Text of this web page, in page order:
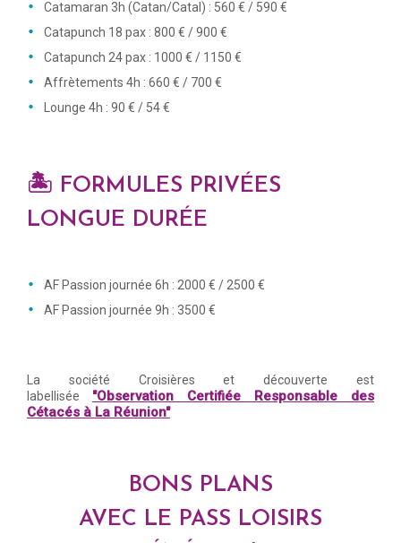
Catamaran 3h (Catan/Catal) : 560 € / 590 €
Catapunch 18 pax : 800 € / 900 €
Catapunch 24 pax : 1000 € / 1150 €
Affrètements 4h : 660 € / 700 €
Lounge 4h : 90 € / 54 €
🏝️ FORMULES PRIVÉES
LONGUE DURÉE
AF Passion journée 6h : 2000 € / 2500 €
AF Passion journée 9h : 3500 €
La société Croisières et découverte est
labellisée "Observation Certifiée Responsable des
Cétacés à La Réunion"
BONS PLANS
AVEC LE PASS LOISIRS